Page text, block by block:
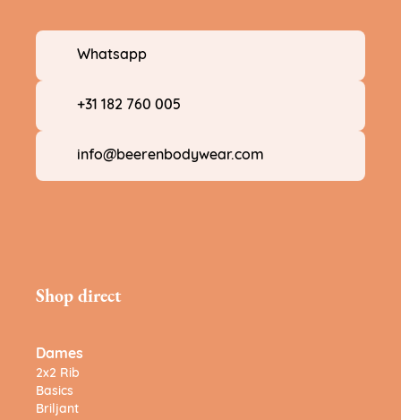
Whatsapp
+31 182 760 005
info@beerenbodywear.com
Shop direct
Dames
2x2 Rib
Basics
Briljant